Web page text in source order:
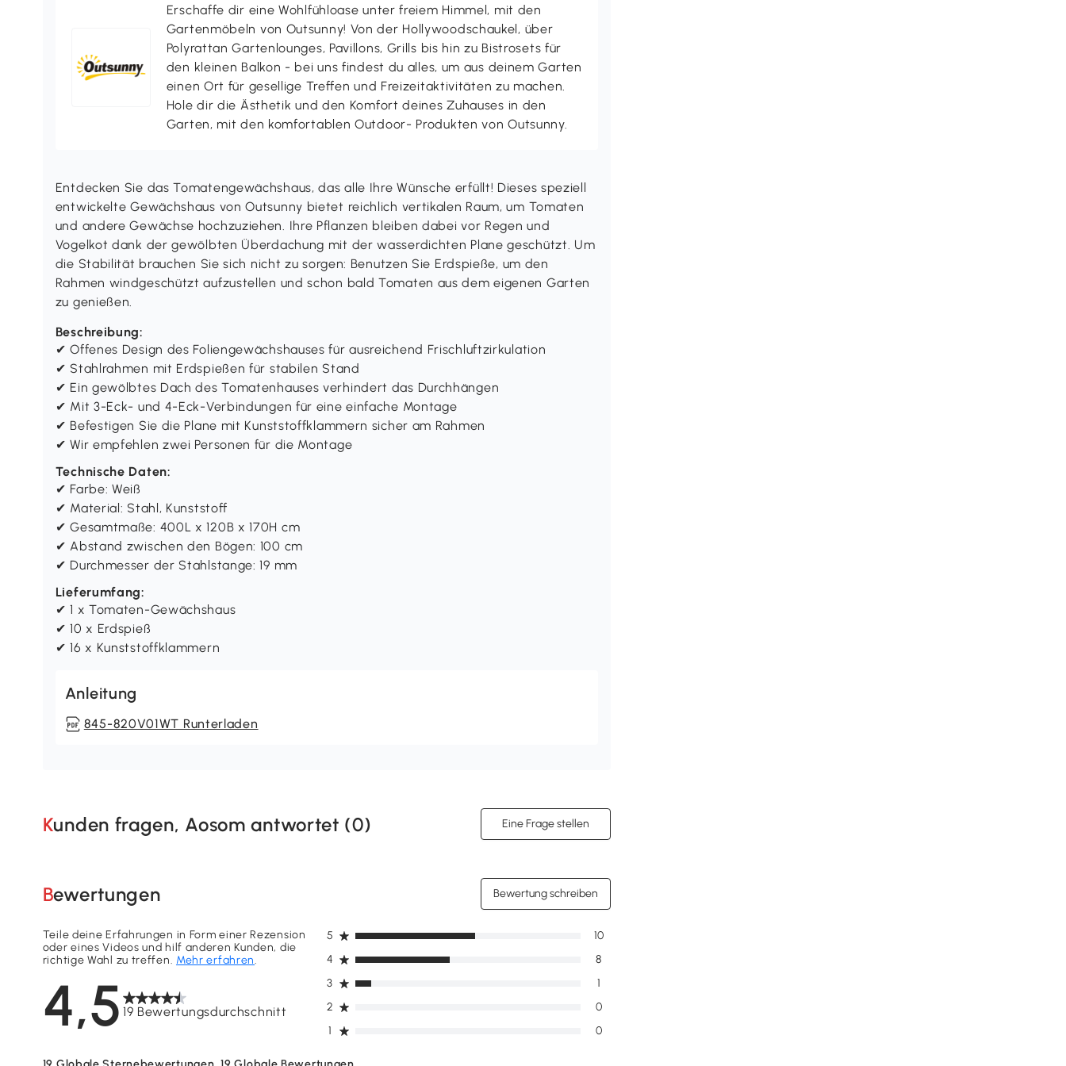
Erschaffe dir eine Wohlfühloase unter freiem Himmel, mit den
Gartenmöbeln von Outsunny! Von der Hollywoodschaukel, über
Polyrattan Gartenlounges, Pavillons, Grills bis hin zu Bistrosets für
den kleinen Balkon - bei uns findest du alles, um aus deinem Garten
einen Ort für gesellige Treffen und Freizeitaktivitäten zu machen.
Hole dir die Ästhetik und den Komfort deines Zuhauses in den
Garten, mit den komfortablen Outdoor- Produkten von Outsunny.
Entdecken Sie das Tomatengewächshaus, das alle Ihre Wünsche erfüllt! Dieses speziell
entwickelte Gewächshaus von Outsunny bietet reichlich vertikalen Raum, um Tomaten
und andere Gewächse hochzuziehen. Ihre Pflanzen bleiben dabei vor Regen und
Vogelkot dank der gewölbten Überdachung mit der wasserdichten Plane geschützt. Um
die Stabilität brauchen Sie sich nicht zu sorgen: Benutzen Sie Erdspieße, um den
Rahmen windgeschützt aufzustellen und schon bald Tomaten aus dem eigenen Garten
zu genießen.
Beschreibung:
✔ Offenes Design des Foliengewächshauses für ausreichend Frischluftzirkulation
✔ Stahlrahmen mit Erdspießen für stabilen Stand
✔ Ein gewölbtes Dach des Tomatenhauses verhindert das Durchhängen
✔ Mit 3-Eck- und 4-Eck-Verbindungen für eine einfache Montage
✔ Befestigen Sie die Plane mit Kunststoffklammern sicher am Rahmen
✔ Wir empfehlen zwei Personen für die Montage
Technische Daten:
✔ Farbe: Weiß
✔ Material: Stahl, Kunststoff
✔ Gesamtmaße: 400L x 120B x 170H cm
✔ Abstand zwischen den Bögen: 100 cm
✔ Durchmesser der Stahlstange: 19 mm
Lieferumfang:
✔ 1 x Tomaten-Gewächshaus
✔ 10 x Erdspieß
✔ 16 x Kunststoffklammern
Anleitung
845-820V01WT Runterladen
Kunden fragen, Aosom antwortet (0) Eine Frage stellen
Bewertungen Bewertung schreiben
4,5 19 Bewertungsdurchschnitt
Teile deine Erfahrungen in Form einer Rezension
oder eines Videos und hilf anderen Kunden, die
richtige Wahl zu treffen. Mehr erfahren.
1 0
2 0
3 1
4 8
5 10